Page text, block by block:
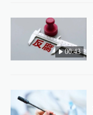
00:43